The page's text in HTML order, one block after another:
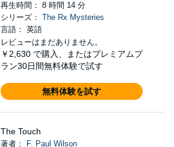
再生時間： 8 時間 14 分
シリーズ： The Rx Mysteries
言語： 英語
レビューはまだありません。
￥2,630 で購入、またはプレミアムプ
ラン30日間無料体験で試す
無料体験を試す
The Touch
著者：
F. Paul Wilson